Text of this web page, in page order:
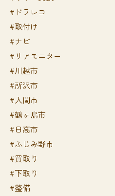
#ドラレコ
#取付け
#ナビ
#リアモニター
#川越市
#所沢市
#入間市
#鶴ヶ島市
#日高市
#ふじみ野市
#買取り
#下取り
#整備